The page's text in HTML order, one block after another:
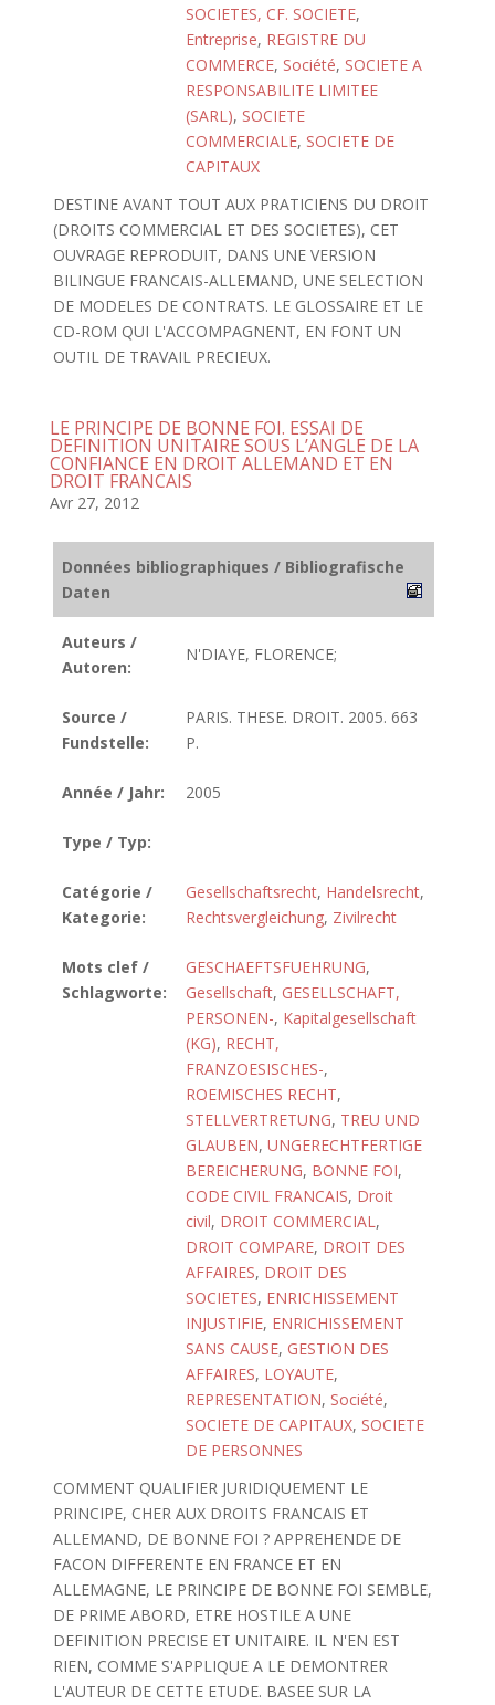
SOCIETES, CF. SOCIETE,
Entreprise, REGISTRE DU
COMMERCE, Société, SOCIETE A
RESPONSABILITE LIMITEE
(SARL), SOCIETE
COMMERCIALE, SOCIETE DE
CAPITAUX
DESTINE AVANT TOUT AUX PRATICIENS DU DROIT
(DROITS COMMERCIAL ET DES SOCIETES), CET
OUVRAGE REPRODUIT, DANS UNE VERSION
BILINGUE FRANCAIS-ALLEMAND, UNE SELECTION
DE MODELES DE CONTRATS. LE GLOSSAIRE ET LE
CD-ROM QUI L'ACCOMPAGNENT, EN FONT UN
OUTIL DE TRAVAIL PRECIEUX.
LE PRINCIPE DE BONNE FOI. ESSAI DE
DEFINITION UNITAIRE SOUS L’ANGLE DE LA
CONFIANCE EN DROIT ALLEMAND ET EN
DROIT FRANCAIS
Avr 27, 2012
Données bibliographiques / Bibliografische
Daten
Auteurs /
Autoren:
N'DIAYE, FLORENCE;
Source /
Fundstelle:
PARIS. THESE. DROIT. 2005. 663
P.
Année / Jahr: 2005
Type / Typ:
Catégorie /
Kategorie:
Gesellschaftsrecht, Handelsrecht,
Rechtsvergleichung, Zivilrecht
Mots clef /
Schlagworte:
GESCHAEFTSFUEHRUNG,
Gesellschaft, GESELLSCHAFT,
PERSONEN-, Kapitalgesellschaft
(KG), RECHT,
FRANZOESISCHES-,
ROEMISCHES RECHT,
STELLVERTRETUNG, TREU UND
GLAUBEN, UNGERECHTFERTIGE
BEREICHERUNG, BONNE FOI,
CODE CIVIL FRANCAIS, Droit
civil, DROIT COMMERCIAL,
DROIT COMPARE, DROIT DES
AFFAIRES, DROIT DES
SOCIETES, ENRICHISSEMENT
INJUSTIFIE, ENRICHISSEMENT
SANS CAUSE, GESTION DES
AFFAIRES, LOYAUTE,
REPRESENTATION, Société,
SOCIETE DE CAPITAUX, SOCIETE
DE PERSONNES
COMMENT QUALIFIER JURIDIQUEMENT LE
PRINCIPE, CHER AUX DROITS FRANCAIS ET
ALLEMAND, DE BONNE FOI ? APPREHENDE DE
FACON DIFFERENTE EN FRANCE ET EN
ALLEMAGNE, LE PRINCIPE DE BONNE FOI SEMBLE,
DE PRIME ABORD, ETRE HOSTILE A UNE
DEFINITION PRECISE ET UNITAIRE. IL N'EN EST
RIEN, COMME S'APPLIQUE A LE DEMONTRER
L'AUTEUR DE CETTE ETUDE. BASEE SUR LA